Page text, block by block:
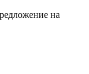
на